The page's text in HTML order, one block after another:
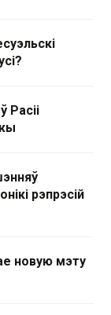
Расіі
рэпрэсій
новую мэту